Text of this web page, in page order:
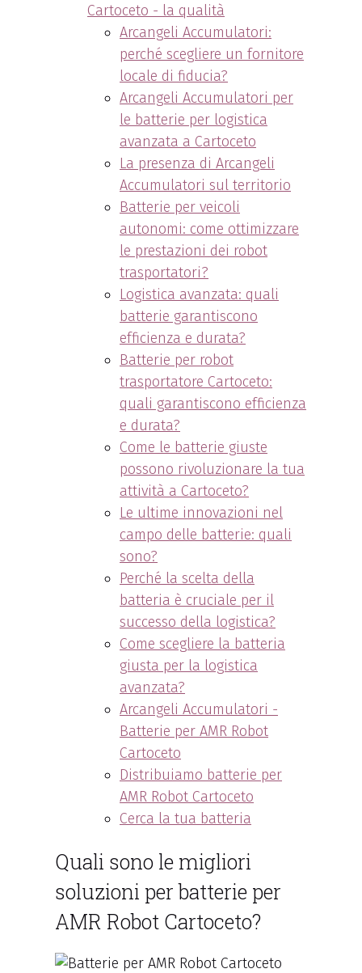
Cartoceto - la qualità
Arcangeli Accumulatori:
perché scegliere un fornitore
locale di fiducia?
Arcangeli Accumulatori per
le batterie per logistica
avanzata a Cartoceto
La presenza di Arcangeli
Accumulatori sul territorio
Batterie per veicoli
autonomi: come ottimizzare
le prestazioni dei robot
trasportatori?
Logistica avanzata: quali
batterie garantiscono
efficienza e durata?
Batterie per robot
trasportatore Cartoceto:
quali garantiscono efficienza
e durata?
Come le batterie giuste
possono rivoluzionare la tua
attività a Cartoceto?
Le ultime innovazioni nel
campo delle batterie: quali
sono?
Perché la scelta della
batteria è cruciale per il
successo della logistica?
Come scegliere la batteria
giusta per la logistica
avanzata?
Arcangeli Accumulatori -
Batterie per AMR Robot
Cartoceto
Distribuiamo batterie per
AMR Robot Cartoceto
Cerca la tua batteria
Quali sono le migliori
soluzioni per batterie per
AMR Robot Cartoceto?